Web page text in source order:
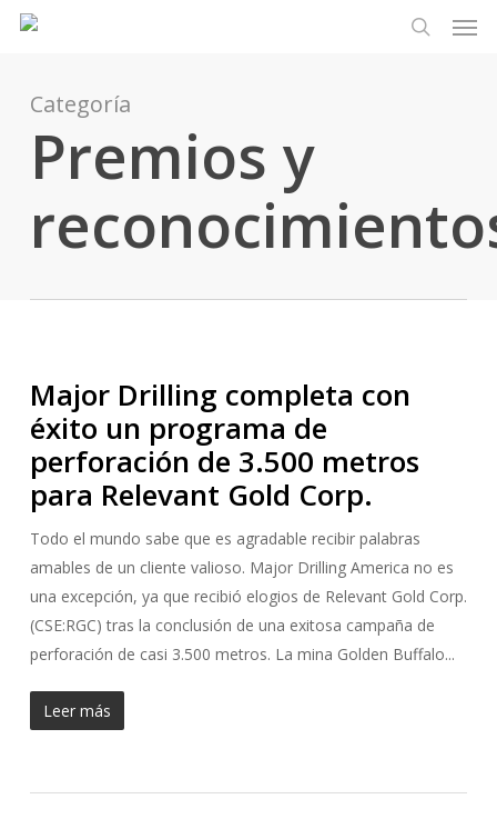
principalCategoría
Premios y
Major Drilling completa con
éxito un programa de
perforación de 3.500 metros
para Relevant Gold Corp.
Todo el mundo sabe que es agradable recibir palabras
amables de un cliente valioso. Major Drilling America no es
una excepción, ya que recibió elogios de Relevant Gold Corp.
(CSE:RGC) tras la conclusión de una exitosa campaña de
perforación de casi 3.500 metros. La mina Golden Buffalo...
Leer más